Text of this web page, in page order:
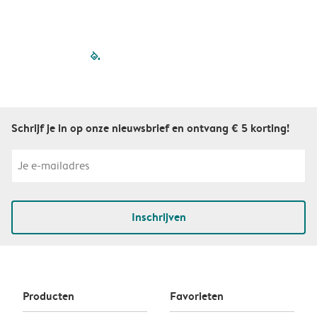
filled-pagination
Schrijf je in op onze nieuwsbrief en ontvang € 5 korting!
Inschrijven
Producten Favorieten